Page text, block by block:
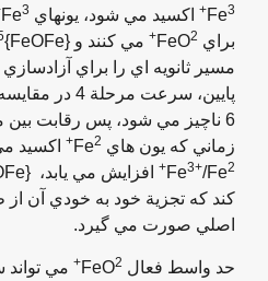
Fe3+ اکسيد مي شود، يونهاي Fe 3+
براي FeO 2+ مي کنند و {FeOFe} 5+
مسير ثانويه اي را براي آزادسازي O
زماني که يون هاي Fe 2+
اکسيد
Fe3+/Fe2+ افزايش مي يابد، {FeOFe}
اصلي صورت مي گيرد.
حد واسط فعال FeO 2+
مي تواند